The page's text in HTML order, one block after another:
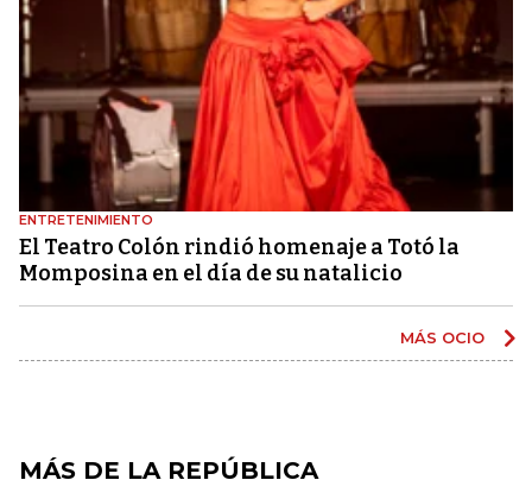
ENTRETENIMIENTO
El Teatro Colón rindió homenaje a Totó la
Momposina en el día de su natalicio
MÁS OCIO
MÁS DE LA REPÚBLICA